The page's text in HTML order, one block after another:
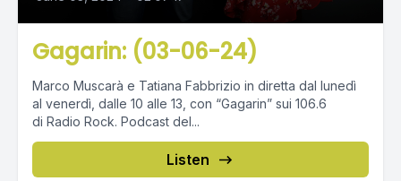
Gagarin: (03-06-24)
Marco Muscarà e Tatiana Fabbrizio in diretta dal lunedì
al venerdì, dalle 10 alle 13, con “Gagarin” sui 106.6
di Radio Rock. Podcast del...
Listen